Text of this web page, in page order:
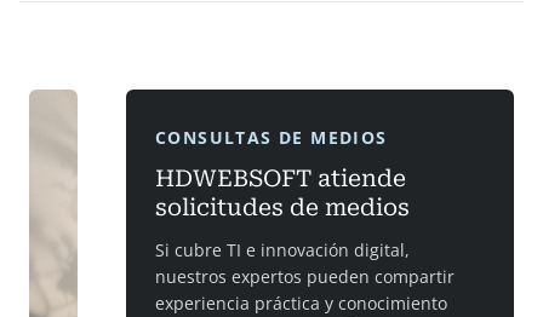
CONSULTAS DE MEDIOS
HDWEBSOFT atiende
solicitudes de medios
Si cubre TI e innovación digital,
nuestros expertos pueden compartir
experiencia práctica y conocimiento